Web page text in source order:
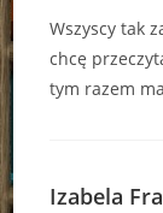
Wszyscy tak
chcę
tym razem
Izabela